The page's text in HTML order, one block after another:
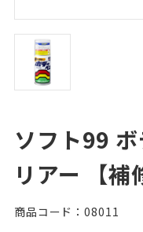
ソフト99
リアー 【補
商品コード：08011